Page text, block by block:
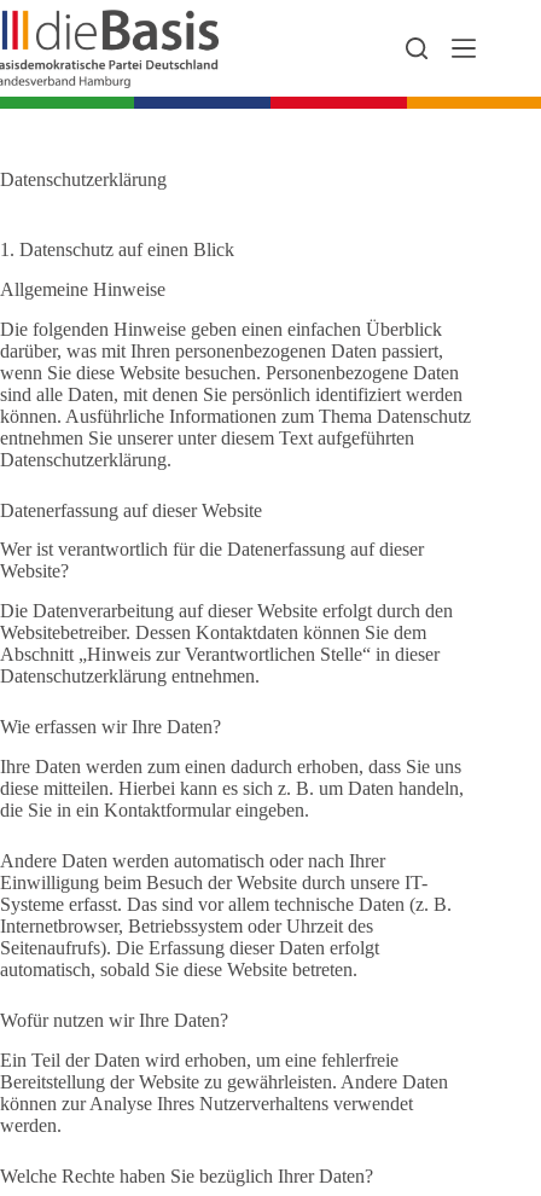
Zum
Inhalt
springen
Datenschutzerklärung
1. Datenschutz auf einen Blick
Allgemeine Hinweise
Die folgenden Hinweise geben einen einfachen Überblick
darüber, was mit Ihren personenbezogenen Daten passiert,
wenn Sie diese Website besuchen. Personenbezogene Daten
sind alle Daten, mit denen Sie persönlich identifiziert werden
können. Ausführliche Informationen zum Thema Datenschutz
entnehmen Sie unserer unter diesem Text aufgeführten
Datenschutzerklärung.
Datenerfassung auf dieser Website
Wer ist verantwortlich für die Datenerfassung auf dieser
Website?
Die Datenverarbeitung auf dieser Website erfolgt durch den
Websitebetreiber. Dessen Kontaktdaten können Sie dem
Abschnitt „Hinweis zur Verantwortlichen Stelle“ in dieser
Datenschutzerklärung entnehmen.
Wie erfassen wir Ihre Daten?
Ihre Daten werden zum einen dadurch erhoben, dass Sie uns
diese mitteilen. Hierbei kann es sich z. B. um Daten handeln,
die Sie in ein Kontaktformular eingeben.
Andere Daten werden automatisch oder nach Ihrer
Einwilligung beim Besuch der Website durch unsere IT-
Systeme erfasst. Das sind vor allem technische Daten (z. B.
Internetbrowser, Betriebssystem oder Uhrzeit des
Seitenaufrufs). Die Erfassung dieser Daten erfolgt
automatisch, sobald Sie diese Website betreten.
Wofür nutzen wir Ihre Daten?
Ein Teil der Daten wird erhoben, um eine fehlerfreie
Bereitstellung der Website zu gewährleisten. Andere Daten
können zur Analyse Ihres Nutzerverhaltens verwendet
werden.
Welche Rechte haben Sie bezüglich Ihrer Daten?